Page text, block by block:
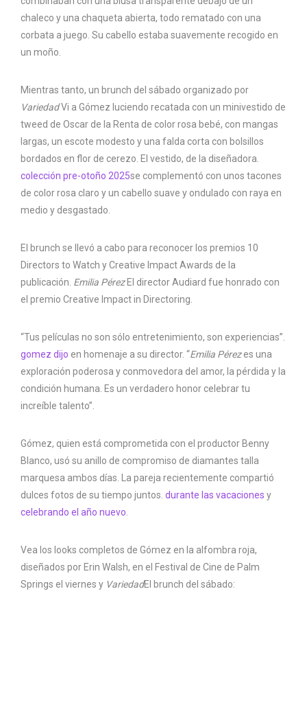
chaleco y una chaqueta abierta, todo rematado con una
corbata a juego. Su cabello estaba suavemente recogido en
un moño.
Mientras tanto, un brunch del sábado organizado por
VariedadVi a Gómez luciendo recatada con un minivestido de
tweed de Oscar de la Renta de color rosa bebé, con mangas
largas, un escote modesto y una falda corta con bolsillos
bordados en flor de cerezo. El vestido, de la diseñadora.
colección pre-otoño 2025se complementó con unos tacones
de color rosa claro y un cabello suave y ondulado con raya en
medio y desgastado.
El brunch se llevó a cabo para reconocer los premios 10
Directors to Watch y Creative Impact Awards de la
publicación. Emilia PérezEl director Audiard fue honrado con
el premio Creative Impact in Directoring.
“Tus películas no son sólo entretenimiento, son experiencias”.
gomez dijo en homenaje a su director. “Emilia Pérezes una
exploración poderosa y conmovedora del amor, la pérdida y la
condición humana. Es un verdadero honor celebrar tu
increíble talento”.
Gómez, quien está comprometida con el productor Benny
Blanco, usó su anillo de compromiso de diamantes talla
marquesa ambos días. La pareja recientemente compartió
dulces fotos de su tiempo juntos. durante las vacaciones y
celebrando el año nuevo.
Vea los looks completos de Gómez en la alfombra roja,
diseñados por Erin Walsh, en el Festival de Cine de Palm
Springs el viernes y VariedadEl brunch del sábado: